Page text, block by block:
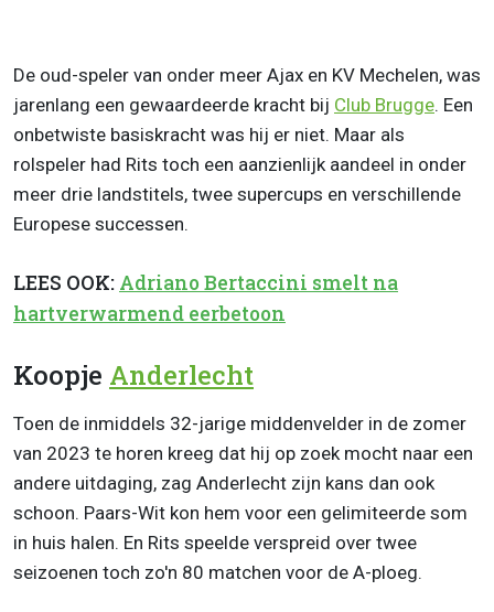
De oud-speler van onder meer Ajax en KV Mechelen, was
jarenlang een gewaardeerde kracht bij Club Brugge. Een
onbetwiste basiskracht was hij er niet. Maar als
rolspeler had Rits toch een aanzienlijk aandeel in onder
meer drie landstitels, twee supercups en verschillende
Europese successen.
LEES OOK: Adriano Bertaccini smelt na
hartverwarmend eerbetoon
Koopje Anderlecht
Toen de inmiddels 32-jarige middenvelder in de zomer
van 2023 te horen kreeg dat hij op zoek mocht naar een
andere uitdaging, zag Anderlecht zijn kans dan ook
schoon. Paars-Wit kon hem voor een gelimiteerde som
in huis halen. En Rits speelde verspreid over twee
seizoenen toch zo'n 80 matchen voor de A-ploeg.